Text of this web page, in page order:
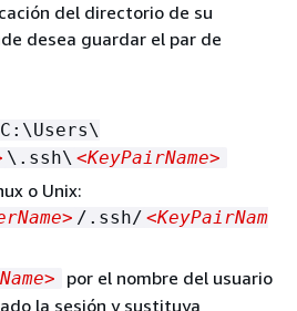
del directorio de su
desea guardar el par de
C:\Users\
\.ssh\ <KeyPairName>
o Unix:
/.ssh/ <KeyPairNam
por el nombre del usuario
la sesión y sustituya